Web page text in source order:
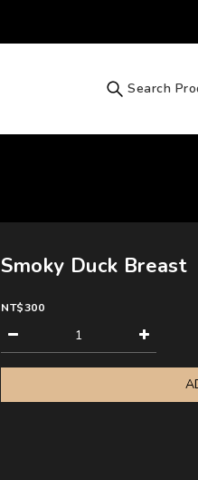
Search
Smoky Duck Breast
NT$300